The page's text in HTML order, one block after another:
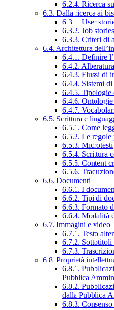
6.2.4. Ricerca
6.3. Dalla ricerca ai
6.3.1. User
6.3.2. Job
6.3.3. Criteri di
6.4. Architettura
6.4.1. Definire
6.4.2. Alberatura
6.4.3. Flussi di
6.4.4. Sistemi
6.4.5. Tipologie
6.4.6. Ontologie
6.4.7.
6.5. Scrittura e
6.5.1. Come
6.5.2. Le regole
6.5.3. Microtesti
6.5.4. Scrittura
6.5.5. Content
6.5.6.
6.6. Documenti
6.6.1. I
6.6.2. Tipi di
6.6.3. Formato
6.6.4. Modalità
6.7. Immagini e video
6.7.1. Testo
6.7.2. Sottotitoli
6.7.3.
6.8. Proprietà
6.8.1.
Pubblica
6.8.2.
dalla Pubblica
6.8.3.